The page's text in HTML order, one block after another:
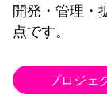
開発・管理・
点です。
プロジェ